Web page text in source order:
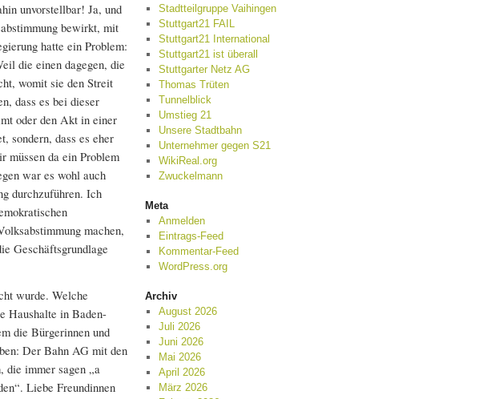
unvorstellbar! Ja, und
bewirkt, mit
hatte ein Problem:
die einen dagegen, die
womit sie den Streit
dass es bei dieser
oder den Akt in einer
sondern, dass es eher
müssen da ein Problem
war es wohl auch
durchzuführen. Ich
machen,
Geschäftsgrundlage
wurde. Welche
Haushalte in Baden-
die Bürgerinnen und
Der Bahn AG mit den
die immer sagen „a
Liebe Freundinnen
Stadtteilgruppe Vaihingen
Stuttgart21 FAIL
Stuttgart21 International
Stuttgart21 ist überall
Stuttgarter Netz AG
Thomas Trüten
Tunnelblick
Umstieg 21
Unsere Stadtbahn
Unternehmer gegen S21
WikiReal.org
Zwuckelmann
Meta
Anmelden
Eintrags-Feed
Kommentar-Feed
WordPress.org
Archiv
August 2026
Juli 2026
Juni 2026
Mai 2026
April 2026
März 2026